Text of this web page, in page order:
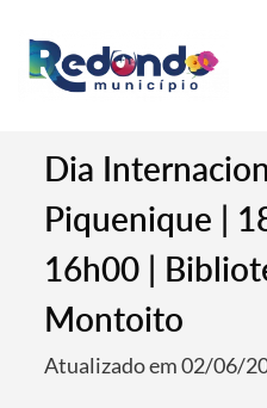
Dia
Piquenique |
16h00 |
Montoito
Atualizado em 02/06/